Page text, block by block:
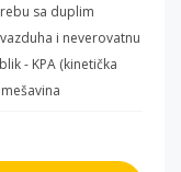
sa duplim
i neverovatnu
- KPA (kinetička